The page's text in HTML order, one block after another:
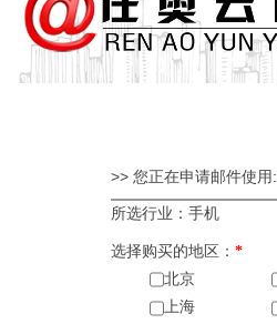
>> 您正在申请邮件使用:
所选行业：手机
选择购买的地区： *
北京
上海